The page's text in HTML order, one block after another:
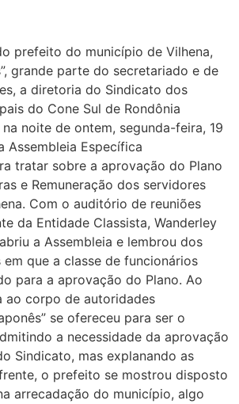
prefeito do município de Vilhena,
grande parte do secretariado e de
a diretoria do Sindicato dos
do Cone Sul de Rondônia
noite de ontem, segunda-feira, 19
Assembleia Específica
tratar sobre a aprovação do Plano
e Remuneração dos servidores
Com o auditório de reuniões
da Entidade Classista, Wanderley
a Assembleia e lembrou dos
em que a classe de funcionários
para a aprovação do Plano. Ao
ao corpo de autoridades
se ofereceu para ser o
a necessidade da aprovação
Sindicato, mas explanando as
o prefeito se mostrou disposto
arrecadação do município, algo